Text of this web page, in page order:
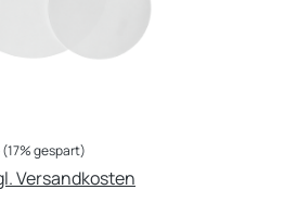
Preis:
(17% gespart)
Versandkosten